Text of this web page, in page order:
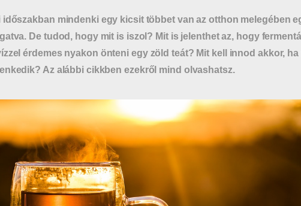
időszakban mindenki egy kicsit többet van az otthon melegében
De tudod, hogy mit is iszol? Mit is jelenthet az, hogy
érdemes nyakon önteni egy zöld teát? Mit kell innod akkor,
Az alábbi cikkben ezekről mind olvashatsz.